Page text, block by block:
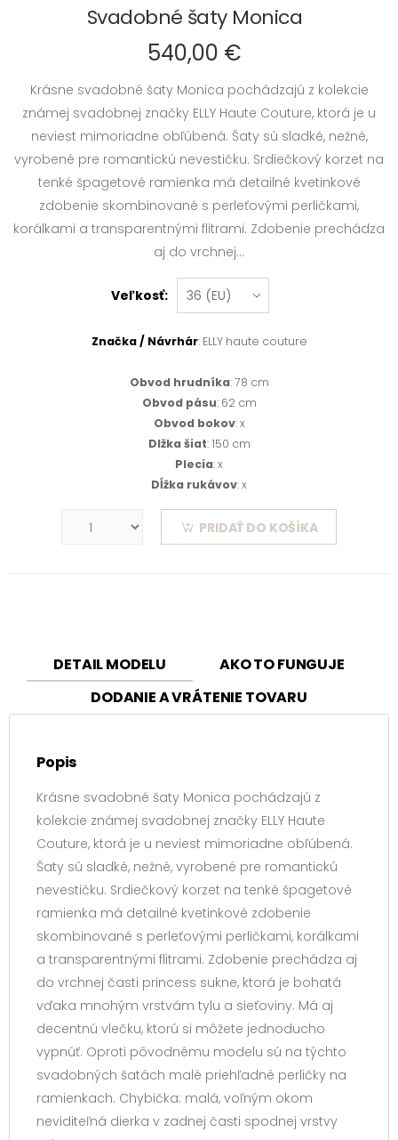
Svadobné šaty Monica
540,00 €
Krásne svadobné šaty Monica pochádzajú z kolekcie
známej svadobnej značky ELLY Haute Couture, ktorá je u
neviest mimoriadne obľúbená. Šaty sú sladké, nežné,
vyrobené pre romantickú nevestičku. Srdiečkový korzet na
tenké špagetové ramienka má detailné kvetinkové
zdobenie skombinované s perleťovými perličkami,
korálkami a transparentnými flitrami. Zdobenie prechádza
aj do vrchnej...
Veľkosť:
Značka / Návrhár: ELLY haute couture
Obvod hrudníka: 78 cm
Obvod pásu: 62 cm
Obvod bokov: x
Dlžka šiat: 150 cm
Plecia: x
Dĺžka rukávov: x
PRIDAŤ DO KOŠÍKA
DETAIL MODELU
AKO TO FUNGUJE
DODANIE A VRÁTENIE TOVARU
Popis
Krásne svadobné šaty Monica pochádzajú z
kolekcie známej svadobnej značky ELLY Haute
Couture, ktorá je u neviest mimoriadne obľúbená.
Šaty sú sladké, nežné, vyrobené pre romantickú
nevestičku. Srdiečkový korzet na tenké špagetové
ramienka má detailné kvetinkové zdobenie
skombinované s perleťovými perličkami, korálkami
a transparentnými flitrami. Zdobenie prechádza aj
do vrchnej časti princess sukne, ktorá je bohatá
vďaka mnohým vrstvám tylu a sieťoviny. Má aj
decentnú vlečku, ktorú si môžete jednoducho
vypnúť. Oproti pôvodnému modelu sú na týchto
svadobných šatách malé priehľadné perličky na
ramienkach. Chybička: malá, voľným okom
neviditeľná dierka v zadnej časti spodnej vrstvy